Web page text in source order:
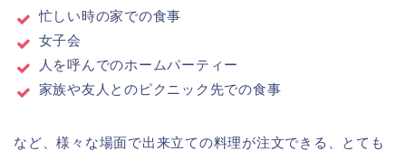
忙しい時の家での食事
女子会
人を呼んでのホームパーティー
家族や友人とのピクニック先での食事
など、様々な場面で出来立ての料理が注文できる、とても